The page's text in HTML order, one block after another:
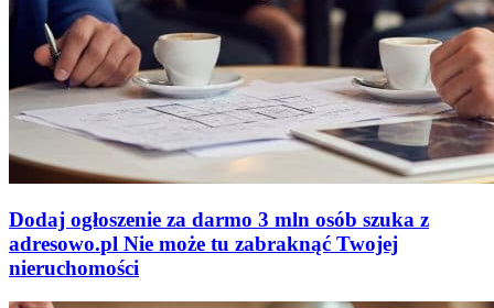
Dodaj ogłoszenie za darmo 3 mln osób szuka z
adresowo.pl Nie może tu zabraknąć Twojej
nieruchomości